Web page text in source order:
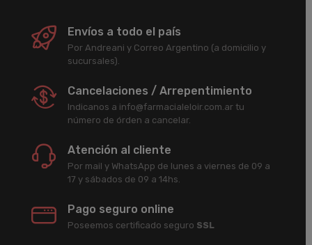
Envíos a todo el país
Por Andreani y Correo Argentino (a domicilio y
sucursales).
Cancelaciones / Arrepentimiento
Indicanos a info@farmacialeloir.com.ar tu
número de órden a cancelar.
Atención al cliente
Por mail y WhatsApp de lunes a viernes de 09 a
17 y sábados de 09 a 14hs.
Pago seguro online
Poseemos certificado seguro SSL